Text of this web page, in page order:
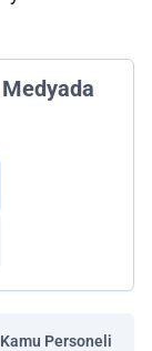
Kamu Personeli